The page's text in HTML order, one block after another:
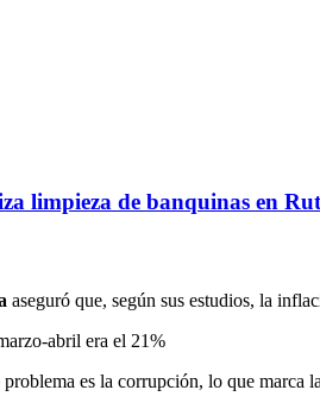
limpieza de banquinas en
aseguró que, según sus estudios, la
abril era el 21%
es la corrupción, lo que marca